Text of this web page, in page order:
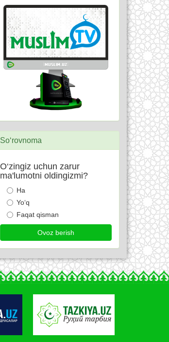
So‘rovnoma
O‘zingiz uchun zarur
ma'lumotni oldingizmi?
Ha
Yo‘q
Faqat qisman